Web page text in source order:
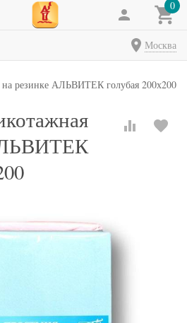
0
Москва
на резинке АЛЬВИТЕК голубая 200х200